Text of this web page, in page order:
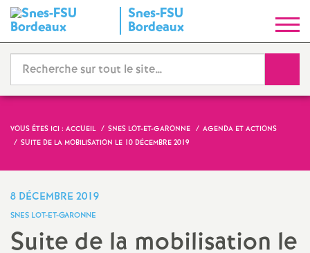
Snes-FSU
Bordeaux
y
n
d
i
a
VOUS ÊTES ICI : ACCUEIL SNES LOT-ET-GARONNE
AGENDA ET ACTIONS
SUITE DE LA MOBILISATION LE 10 DÉCEMBRE 2019
8 DÉCEMBRE 2019
SNES LOT-ET-GARONNE
Suite de la mobilisation le